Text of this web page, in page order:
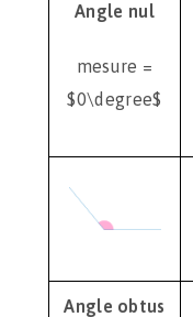
Angle nul
mesure =
$0\degree$
Angle obtus